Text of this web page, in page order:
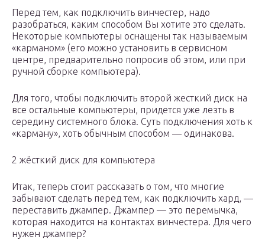
Перед тем, как подключить винчестер, надо
разобраться, каким способом Вы хотите это сделать.
Некоторые компьютеры оснащены так называемым
«карманом» (его можно установить в сервисном
центре, предварительно попросив об этом, или при
ручной сборке компьютера).
Для того, чтобы подключить второй жесткий диск на
все остальные компьютеры, придется уже лезть в
середину системного блока. Суть подключения хоть к
«карману», хоть обычным способом — одинакова.
2 жёсткий диск для компьютера
Итак, теперь стоит рассказать о том, что многие
забывают сделать перед тем, как подключить хард, —
переставить джампер. Джампер — это перемычка,
которая находится на контактах винчестера. Для чего
нужен джампер?